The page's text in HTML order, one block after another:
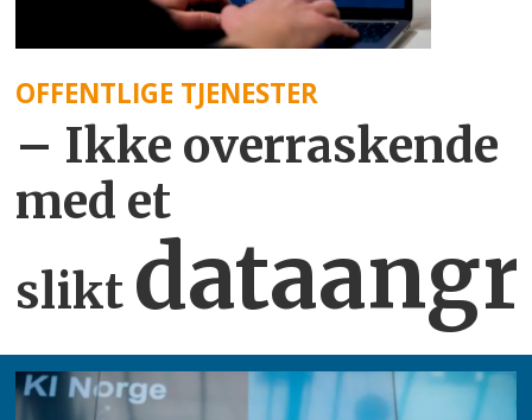
OFFENTLIGE TJENESTER
– Ikke overraskende
med et
slikt